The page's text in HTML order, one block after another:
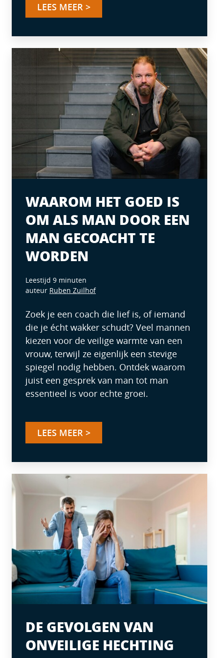
LEES MEER >
WAAROM HET GOED IS
OM ALS MAN DOOR EEN
MAN GECOACHT TE
WORDEN
Leestijd 9 minuten
auteur Ruben Zuilhof
Zoek je een coach die lief is, of iemand
die je écht wakker schudt? Veel mannen
kiezen voor de veilige warmte van een
vrouw, terwijl ze eigenlijk een stevige
spiegel nodig hebben. Ontdek waarom
juist een gesprek van man tot man
essentieel is voor echte groei.
LEES MEER >
DE GEVOLGEN VAN
ONVEILIGE HECHTING